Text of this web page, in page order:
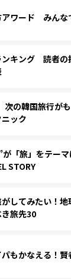
ワード みんな
ンキング 読者の
の韓国旅行がも
ック
「旅」をテー
STORY
してみたい！
旅先30
もかなえる！